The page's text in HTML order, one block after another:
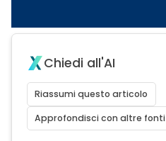
Chiedi all'AI
Riassumi questo articolo
Approfondisci con altre fonti